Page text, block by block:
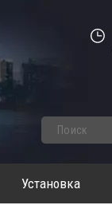
Установка